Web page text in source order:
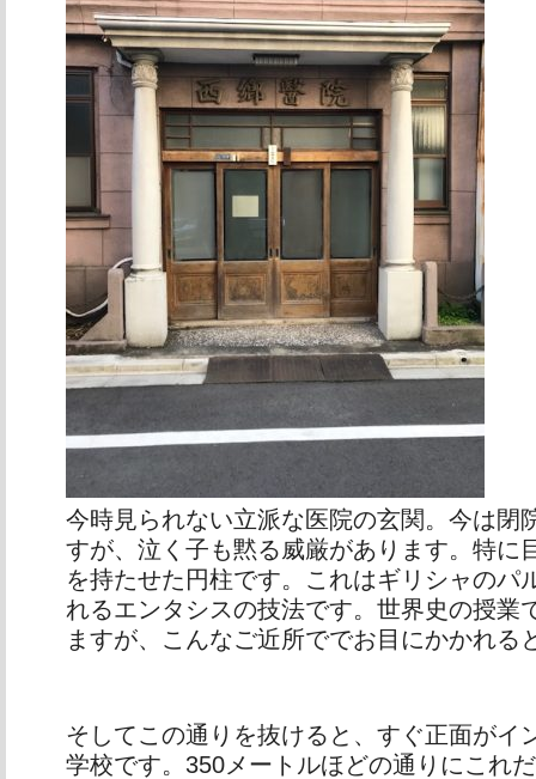
今時見られない立派な医院の玄関。今は閉
すが、泣く子も黙る威厳があります。特に
を持たせた円柱です。これはギリシャのパ
れるエンタシスの技法です。世界史の授業
ますが、こんなご近所ででお目にかかれる
そしてこの通りを抜けると、すぐ正面がイ
学校です。350メートルほどの通りにこれ